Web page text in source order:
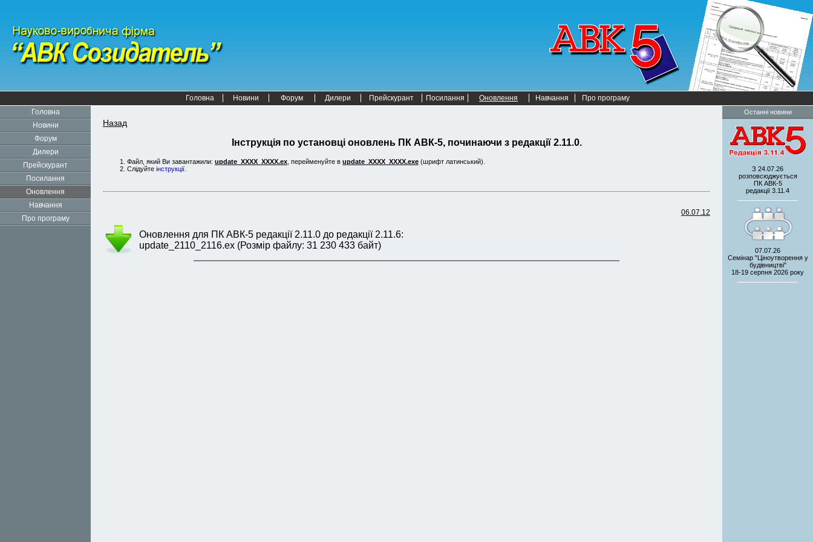
Головна Новини Форум Дилери Прейскурант Посилання Оновлення Навчання
Про програму
Головна
Новини
Форум
Дилери
Прейскурант
Посилання
Оновлення
Навчання
Про програму
Назад
Інструкція по установці оновлень ПК АВК-5, починаючи з редакції 2.11.0.
Файл, який Ви завантажили: update_XXXX_XXXX.ex , перейменуйте в update_XXXX_XXXX.exe (шрифт латинський).
Слідуйте інструкції
06.07.12
Оновлення для ПК АВК-5 редакції 2.11.0 до редакції 2.11.6:
update_2110_2116.ex (Розмір файлу: 31 230 433 байт)
Останні новини
З 24.07.26
розповсюджується
ПК АВК-5
редакції 3.11.4
07.07.26
Семінар "Ціноутворення у
будівництві"
18-19 серпня 2026 року